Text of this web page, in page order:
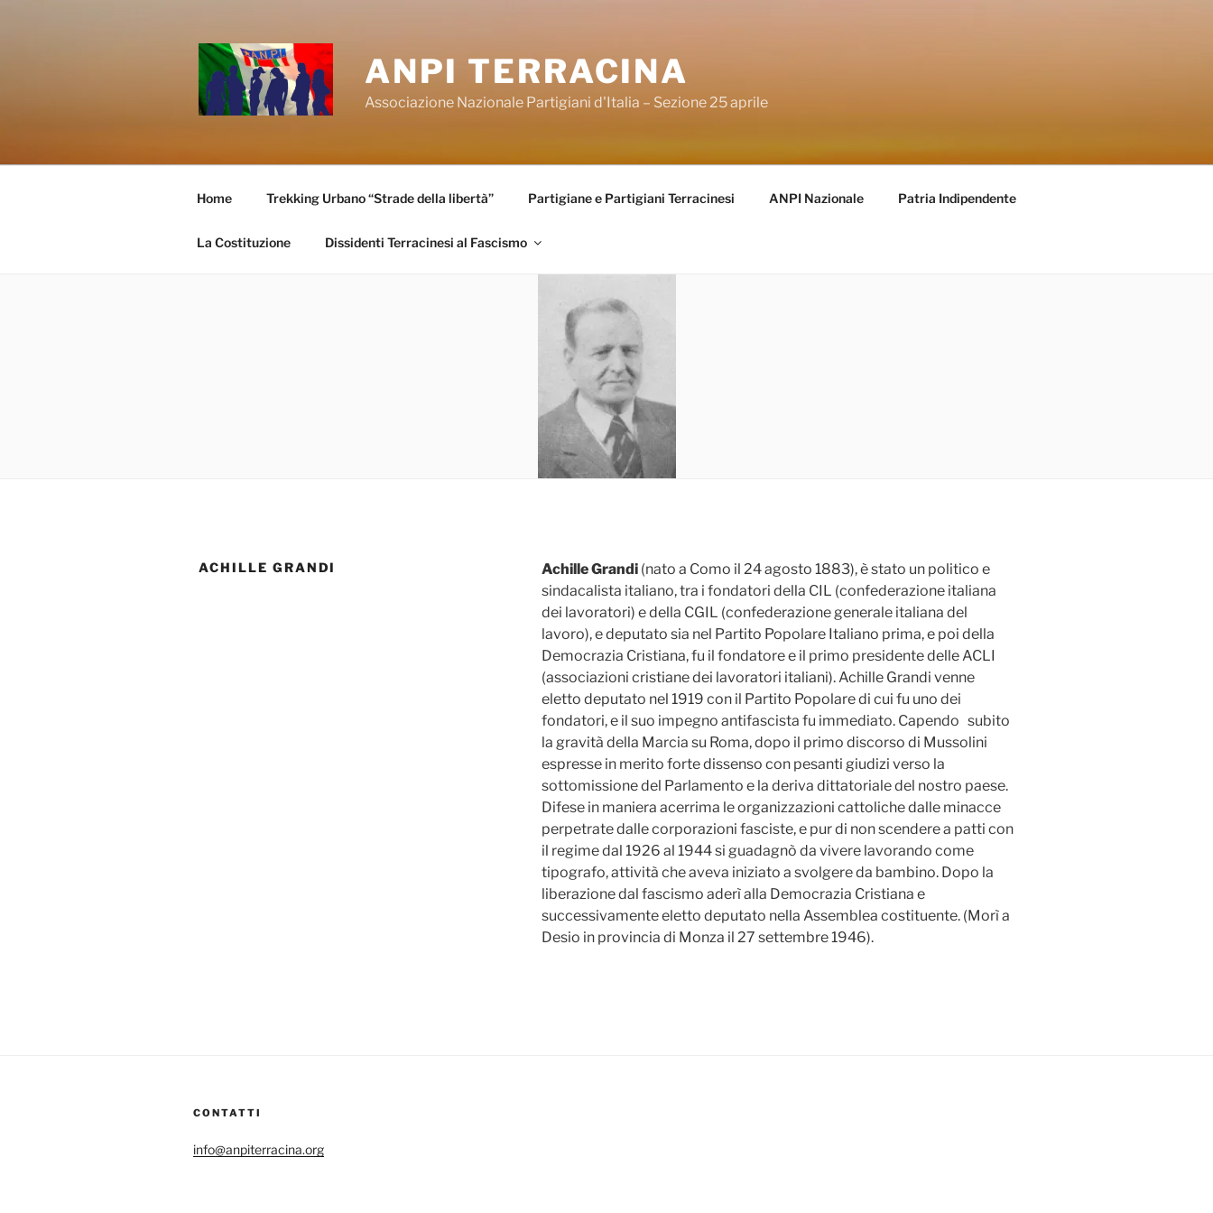
ANPI TERRACINA
Associazione Nazionale Partigiani d'Italia – Sezione 25 aprile
Home Trekking Urbano “Strade della libertà” Partigiane e Partigiani Terracinesi ANPI Nazionale Patria Indipendente
La Costituzione Dissidenti Terracinesi al Fascismo
ACHILLE GRANDI Achille Grandi(nato a Como il 24 agosto 1883), è stato un politico e
sindacalista italiano, tra i fondatori della CIL (confederazione italiana
dei lavoratori) e della CGIL (confederazione generale italiana del
lavoro), e deputato sia nel Partito Popolare Italiano prima, e poi della
Democrazia Cristiana, fu il fondatore e il primo presidente delle ACLI
(associazioni cristiane dei lavoratori italiani). Achille Grandi venne
eletto deputato nel 1919 con il Partito Popolare di cui fu uno dei
fondatori, e il suo impegno antifascista fu immediato. Capendo subito
la gravità della Marcia su Roma, dopo il primo discorso di Mussolini
espresse in merito forte dissenso con pesanti giudizi verso la
sottomissione del Parlamento e la deriva dittatoriale del nostro paese.
Difese in maniera acerrima le organizzazioni cattoliche dalle minacce
perpetrate dalle corporazioni fasciste, e pur di non scendere a patti con
il regime dal 1926 al 1944 si guadagnò da vivere lavorando come
tipografo, attività che aveva iniziato a svolgere da bambino. Dopo la
liberazione dal fascismo aderì alla Democrazia Cristiana e
successivamente eletto deputato nella Assemblea costituente. (Morì a
Desio in provincia di Monza il 27 settembre 1946).
CONTATTI
info@anpiterracina.org